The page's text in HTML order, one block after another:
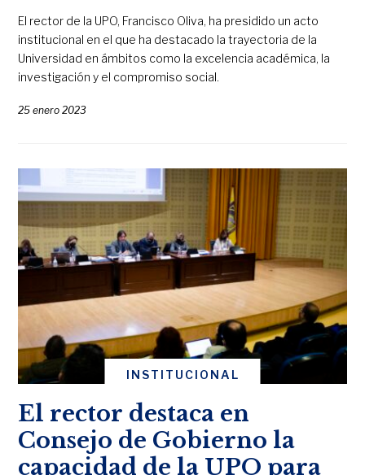
El rector de la UPO, Francisco Oliva, ha presidido un acto
institucional en el que ha destacado la trayectoria de la
Universidad en ámbitos como la excelencia académica, la
investigación y el compromiso social.
25 enero 2023
INSTITUCIONAL
El rector destaca en
Consejo de Gobierno la
capacidad de la UPO para